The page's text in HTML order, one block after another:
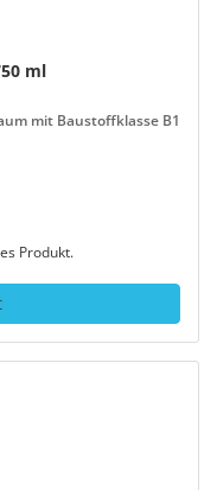
ml
mit Baustoffklasse B1
Produkt.